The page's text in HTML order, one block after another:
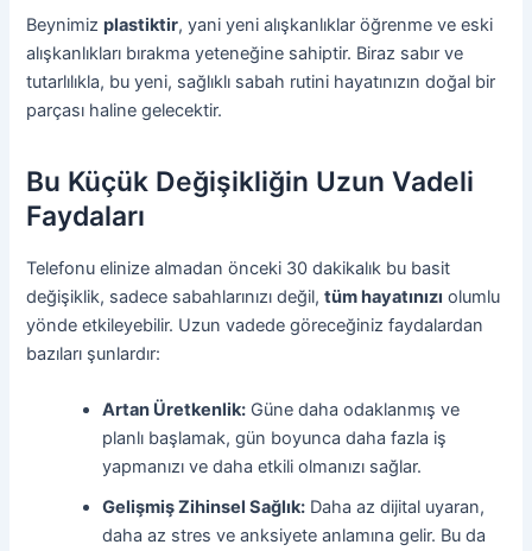
Beynimizplastiktir, yani yeni alışkanlıklar öğrenme ve eski
alışkanlıkları bırakma yeteneğine sahiptir. Biraz sabır ve
tutarlılıkla, bu yeni, sağlıklı sabah rutini hayatınızın doğal bir
parçası haline gelecektir.
Bu Küçük Değişikliğin Uzun Vadeli
Faydaları
Telefonu elinize almadan önceki 30 dakikalık bu basit
değişiklik, sadece sabahlarınızı değil,tüm hayatınızı olumlu
yönde etkileyebilir. Uzun vadede göreceğiniz faydalardan
bazıları şunlardır:
Artan Üretkenlik: Güne daha odaklanmış ve
planlı başlamak, gün boyunca daha fazla iş
yapmanızı ve daha etkili olmanızı sağlar.
Gelişmiş Zihinsel Sağlık: Daha az dijital uyaran,
daha az stres ve anksiyete anlamına gelir. Bu da